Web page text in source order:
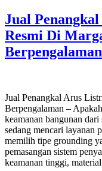
Jual
Resmi Di
Berpengalaman
Jual Penangkal Arus
Berpengalaman –
keamanan bangunan
sedang mencari layanan
memilih tipe grounding
pemasangan sistem
keamanan tinggi,